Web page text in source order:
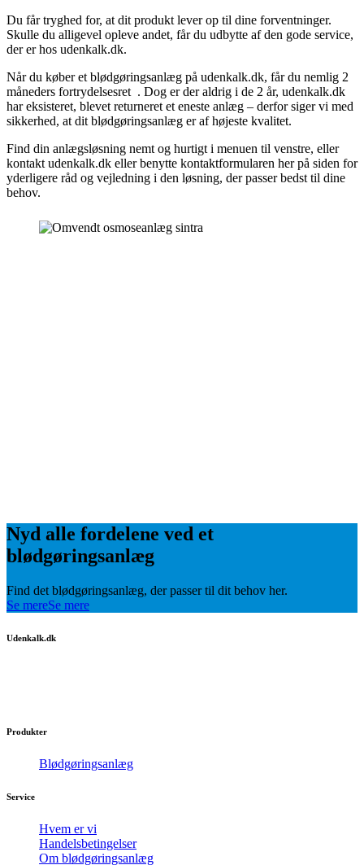
Du får tryghed for, at dit produkt lever op til dine forventninger.
Skulle du alligevel opleve andet, får du udbytte af den gode service,
der er hos udenkalk.dk.
Når du køber et blødgøringsanlæg på udenkalk.dk, får du nemlig 2
måneders fortrydelsesret . Dog er der aldrig i de 2 år, udenkalk.dk
har eksisteret, blevet returneret et eneste anlæg – derfor siger vi med
sikkerhed, at dit blødgøringsanlæg er af højeste kvalitet.
Find din anlægsløsning nemt og hurtigt i menuen til venstre, eller
kontakt udenkalk.dk eller benytte kontaktformularen her på siden for
yderligere råd og vejledning i den løsning, der passer bedst til dine
behov.
Nyd alle fordelene ved et
blødgøringsanlæg
Find det blødgøringsanlæg, der passer til dit behov her.
Se mereSe mere
Udenkalk.dk
Produkter
Blødgøringsanlæg
Service
Hvem er vi
Handelsbetingelser
Om blødgøringsanlæg